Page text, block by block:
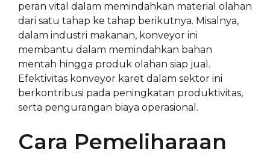
peran vital dalam memindahkan material olahan
dari satu tahap ke tahap berikutnya. Misalnya,
dalam industri makanan, konveyor ini
membantu dalam memindahkan bahan
mentah hingga produk olahan siap jual.
Efektivitas konveyor karet dalam sektor ini
berkontribusi pada peningkatan produktivitas,
serta pengurangan biaya operasional.
Cara Pemeliharaan